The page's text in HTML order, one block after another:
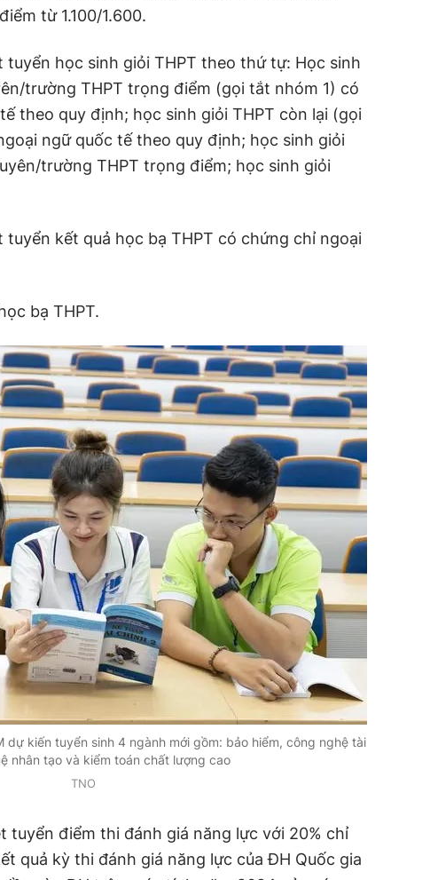
từ 1.100/1.600.
học sinh giỏi THPT theo thứ tự: Học sinh
trường THPT trọng điểm (gọi tắt nhóm 1) có
theo quy định; học sinh giỏi THPT còn lại (gọi
ngữ quốc tế theo quy định; học sinh giỏi
trường THPT trọng điểm; học sinh giỏi
kết quả học bạ THPT có chứng chỉ ngoại
bạ THPT.
dự kiến tuyển sinh 4 ngành mới gồm: bảo hiểm, công nghệ tài
nhân tạo và kiểm toán chất lượng cao
TNO
điểm thi đánh giá năng lực với 20% chỉ
quả kỳ thi đánh giá năng lực của ĐH Quốc gia